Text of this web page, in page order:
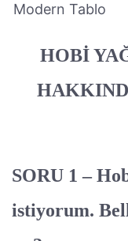
Modern Tablo
HOBİ
SORU 1 –
istiyorum.